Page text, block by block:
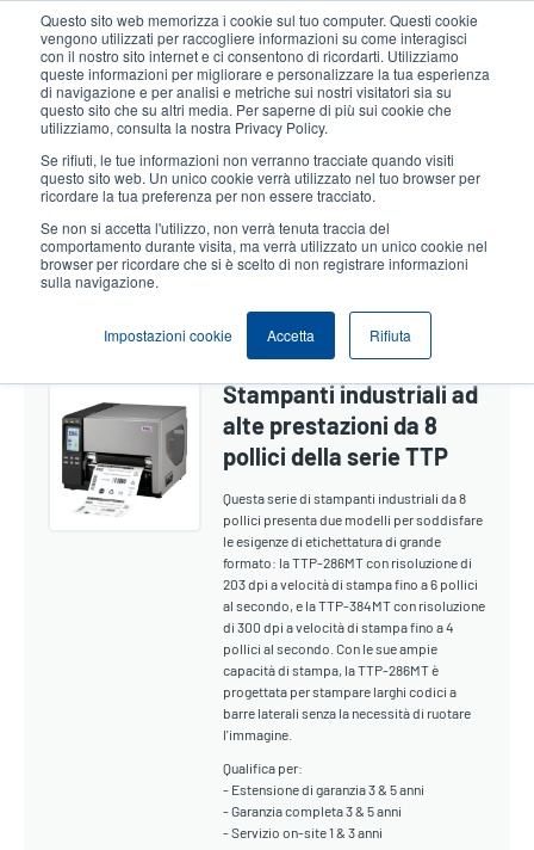
Questo sito web memorizza i cookie sul tuo computer. Questi cookie
vengono utilizzati per raccogliere informazioni su come interagisci
con il nostro sito internet e ci consentono di ricordarti. Utilizziamo
queste informazioni per migliorare e personalizzare la tua esperienza
di navigazione e per analisi e metriche sui nostri visitatori sia su
questo sito che su altri media. Per saperne di più sui cookie che
utilizziamo, consulta la nostra Privacy Policy.
Se rifiuti, le tue informazioni non verranno tracciate quando visiti
questo sito web. Un unico cookie verrà utilizzato nel tuo browser per
ricordare la tua preferenza per non essere tracciato.
Se non si accetta l'utilizzo, non verrà tenuta traccia del
comportamento durante visita, ma verrà utilizzato un unico cookie nel
browser per ricordare che si è scelto di non registrare informazioni
sulla navigazione.
Impostazioni cookie Accetta Rifiuta
contenuto
principale
User
account
User
Header
Seleziona Prodotti Contatto Vendite
Industriale Da 8 Pollici
Stampanti industriali ad
alte prestazioni da 8
pollici della serie TTP
Questa serie di stampanti industriali da 8
pollici presenta due modelli per soddisfare
le esigenze di etichettatura di grande
formato: la TTP-286MT con risoluzione di
203 dpi a velocità di stampa fino a 6 pollici
al secondo, e la TTP-384MT con risoluzione
di 300 dpi a velocità di stampa fino a 4
pollici al secondo. Con le sue ampie
capacità di stampa, la TTP-286MT è
progettata per stampare larghi codici a
barre laterali senza la necessità di ruotare
l'immagine.
Qualifica per:
- Estensione di garanzia 3 & 5 anni
- Garanzia completa 3 & 5 anni
- Servizio on-site 1 & 3 anni